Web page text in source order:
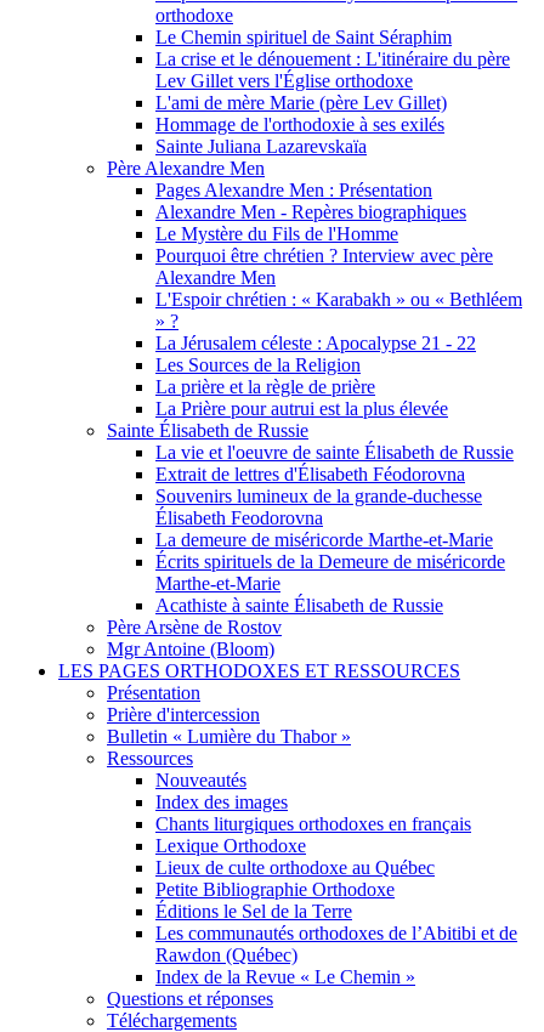
orthodoxe
Le Chemin spirituel de Saint Séraphim
La crise et le dénouement : L'itinéraire du père
Lev Gillet vers l'Église orthodoxe
L'ami de mère Marie (père Lev Gillet)
Hommage de l'orthodoxie à ses exilés
Sainte Juliana Lazarevskaïa
Père Alexandre Men
Pages Alexandre Men : Présentation
Alexandre Men - Repères biographiques
Le Mystère du Fils de l'Homme
Pourquoi être chrétien ? Interview avec père
Alexandre Men
L'Espoir chrétien : « Karabakh » ou « Bethléem
» ?
La Jérusalem céleste : Apocalypse 21 - 22
Les Sources de la Religion
La prière et la règle de prière
La Prière pour autrui est la plus élevée
Sainte Élisabeth de Russie
La vie et l'oeuvre de sainte Élisabeth de Russie
Extrait de lettres d'Élisabeth Féodorovna
Souvenirs lumineux de la grande-duchesse
Élisabeth Feodorovna
La demeure de miséricorde Marthe-et-Marie
Écrits spirituels de la Demeure de miséricorde
Marthe-et-Marie
Acathiste à sainte Élisabeth de Russie
Père Arsène de Rostov
Mgr Antoine (Bloom)
LES PAGES ORTHODOXES ET RESSOURCES
Présentation
Prière d'intercession
Bulletin « Lumière du Thabor »
Ressources
Nouveautés
Index des images
Chants liturgiques orthodoxes en français
Lexique Orthodoxe
Lieux de culte orthodoxe au Québec
Petite Bibliographie Orthodoxe
Éditions le Sel de la Terre
Les communautés orthodoxes de l’Abitibi et de
Rawdon (Québec)
Index de la Revue « Le Chemin »
Questions et réponses
Téléchargements